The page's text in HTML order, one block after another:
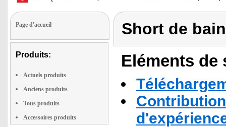
Page d'accueil
Produits:
Actuels produits
Anciens produits
Tous produits
Accessoires produits
Short de
Eléments